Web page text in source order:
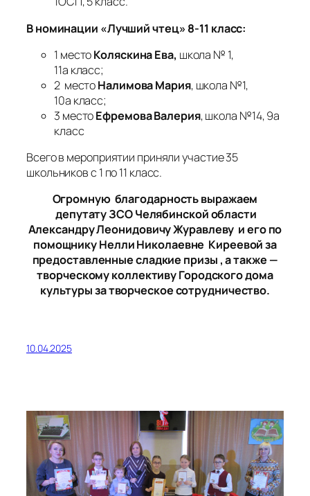
Книжные сюжеты войны
На прошедшей неделе в доме культуры
юношеской книги. В этом году сотрудники
библиотеки-филиала №17 (ул. Готвальда, 38) и
Библиотекари пригласили дошколят и младших
школьников поселка Динамо принять участие в
конкурсе детских рисунков «Книжные сюжеты
войны».